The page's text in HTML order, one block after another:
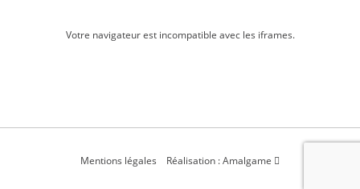
Votre navigateur est incompatible avec les iframes.
Mentions légales Réalisation : Amalgame